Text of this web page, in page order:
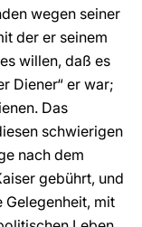
wegen seiner
der er seinem
willen, daß es
Diener“ er war;
Das
schwierigen
nach dem
gebührt, und
Gelegenheit, mit